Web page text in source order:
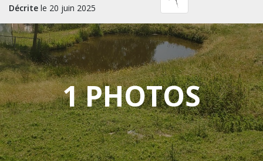
Décrite le 20 juin 2025
1 PHOTOS